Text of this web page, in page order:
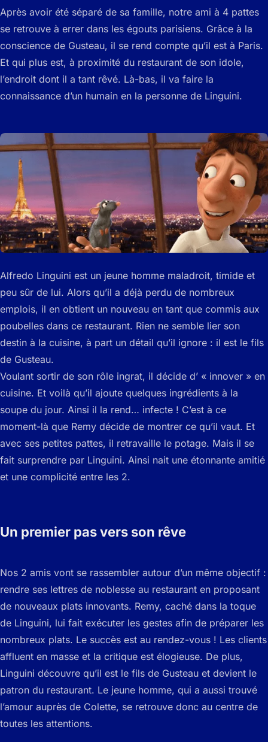
Après avoir été séparé de sa famille, notre ami à 4 pattes
se retrouve à errer dans les égouts parisiens. Grâce à la
conscience de Gusteau, il se rend compte qu’il est à Paris.
Et qui plus est, à proximité du restaurant de son idole,
l’endroit dont il a tant rêvé. Là-bas, il va faire la
connaissance d’un humain en la personne de Linguini.
Alfredo Linguini est un jeune homme maladroit, timide et
peu sûr de lui. Alors qu’il a déjà perdu de nombreux
emplois, il en obtient un nouveau en tant que commis aux
poubelles dans ce restaurant. Rien ne semble lier son
destin à la cuisine, à part un détail qu’il ignore : il est le fils
de Gusteau.
Voulant sortir de son rôle ingrat, il décide d’ « innover » en
cuisine. Et voilà qu’il ajoute quelques ingrédients à la
soupe du jour. Ainsi il la rend… infecte ! C’est à ce
moment-là que Remy décide de montrer ce qu’il vaut. Et
avec ses petites pattes, il retravaille le potage. Mais il se
fait surprendre par Linguini. Ainsi nait une étonnante amitié
et une complicité entre les 2.
Un premier pas vers son rêve
Nos 2 amis vont se rassembler autour d’un même objectif :
rendre ses lettres de noblesse au restaurant en proposant
de nouveaux plats innovants. Remy, caché dans la toque
de Linguini, lui fait exécuter les gestes afin de préparer les
nombreux plats. Le succès est au rendez-vous ! Les clients
affluent en masse et la critique est élogieuse. De plus,
Linguini découvre qu’il est le fils de Gusteau et devient le
patron du restaurant. Le jeune homme, qui a aussi trouvé
l’amour auprès de Colette, se retrouve donc au centre de
toutes les attentions.